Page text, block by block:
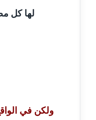
مدونة
لها كل
ولكن في